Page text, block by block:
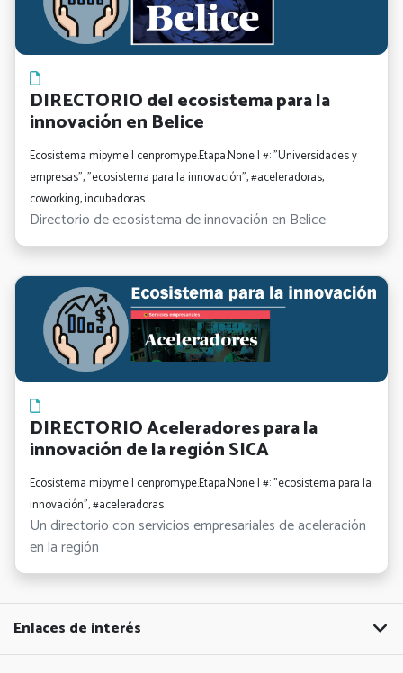
DIRECTORIO del ecosistema para la
innovación en Belice
Ecosistema mipyme | cenpromype.Etapa.None | #: "Universidades y
empresas", "ecosistema para la innovación", #aceleradoras,
coworking, incubadoras
Directorio de ecosistema de innovación en Belice
DIRECTORIO Aceleradores para la
innovación de la región SICA
Ecosistema mipyme | cenpromype.Etapa.None | #: "ecosistema para la
innovación", #aceleradoras
Un directorio con servicios empresariales de aceleración
en la región
Enlaces de interés